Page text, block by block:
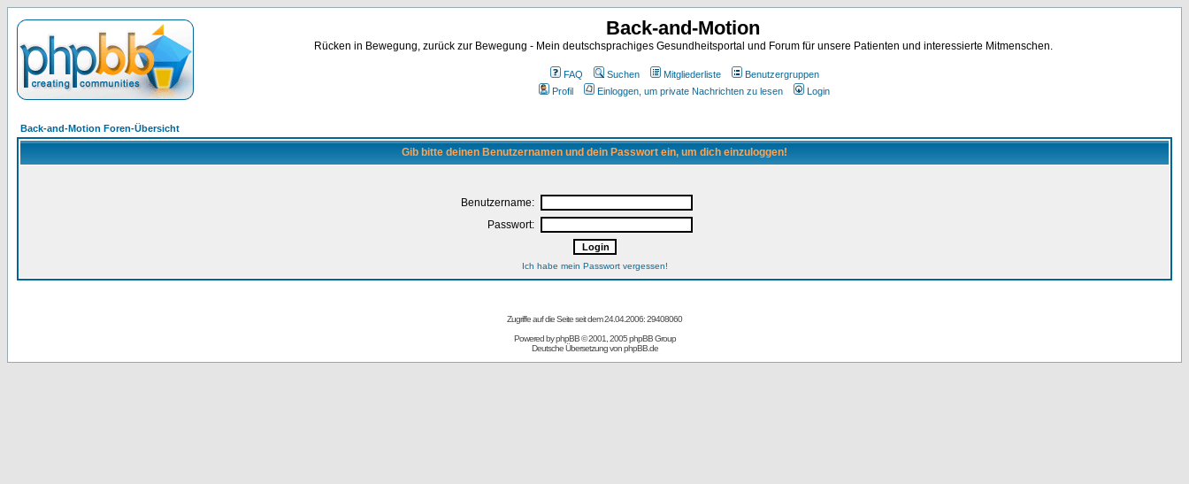
Back-and-Motion
Rücken in Bewegung, zurück zur Bewegung - Mein deutschsprachiges Gesundheitsportal und Forum für unsere Patienten und interessierte Mitmenschen.
FAQ Suchen Mitgliederliste
Benutzergruppen
Profil
Einloggen, um private Nachrichten zu lesen Login
Back-and-Motion Foren-Übersicht
Gib bitte deinen Benutzernamen und dein Passwort ein, um dich einzuloggen!
Benutzername:
Passwort:
Ich habe mein Passwort vergessen!
Zugriffe auf die Seite seit dem 24.04.2006: 29408060
Powered byphpBB© 2001, 2005 phpBB Group
Deutsche Übersetzung vonphpBB.de